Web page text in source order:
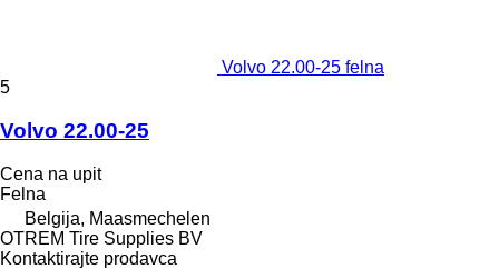
Volvo 22.00-25 felna
5
Volvo 22.00-25
Cena na upit
Felna
Belgija, Maasmechelen
OTREM Tire Supplies BV
Kontaktirajte prodavca